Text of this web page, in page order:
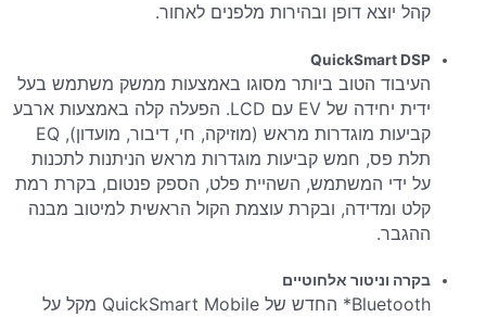
קהל יוצא דופן ובהירות מלפנים לאחור.
QuickSmart DSP
העיבוד הטוב ביותר מסוגו באמצעות ממשק משתמש בעל
ידית יחידה של EV עם LCD. הפעלה קלה באמצעות ארבע
קביעות מוגדרות מראש (מוזיקה, חי, דיבור, מועדון), EQ
תלת פס, חמש קביעות מוגדרות מראש הניתנות לתכנות
על ידי המשתמש, השהיית פלט, הספק פנטום, בקרת רמת
קלט ומדידה, ובקרת עוצמת הקול הראשית למיטוב מבנה
ההגבר.
בקרה וניטור אלחוטיים
Bluetooth* החדש של QuickSmart Mobile מקל על